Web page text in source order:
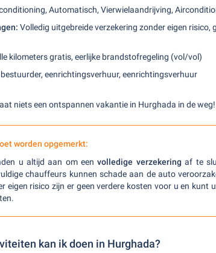
Automatisch, Vierwielaandrijving,
Volledig uitgebreide verzekering zonder eigen
kilometers gratis, eerlijke brandstofregeling (vol/vol)
eenrichtingsverhuur, eenrichtingsverhuur
niets een ontspannen vakantie in Hurghada in de weg!
worden opgemerkt:
u altijd aan om eenvolledige verzekering af te
chauffeurs kunnen schade aan de auto
eigen risico zijn er geen verdere kosten voor u en
kan ik doen in Hurghada?